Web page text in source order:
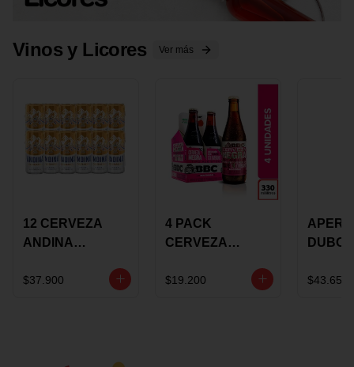
Vinos y Licores Ver más
12 CERVEZA
ANDINA
LATON
$37.900
4 PACK
CERVEZA
ROSE BBC
$19.200
VINO
$43.650